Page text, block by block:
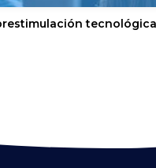
tecnológica